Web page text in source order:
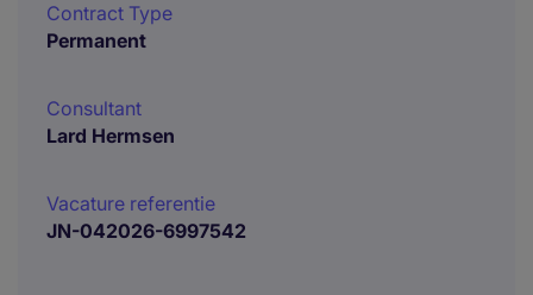
Contract Type
Permanent
Consultant
Lard Hermsen
Vacature referentie
JN-042026-6997542